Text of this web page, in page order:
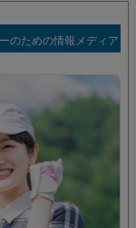
のための情報メディア